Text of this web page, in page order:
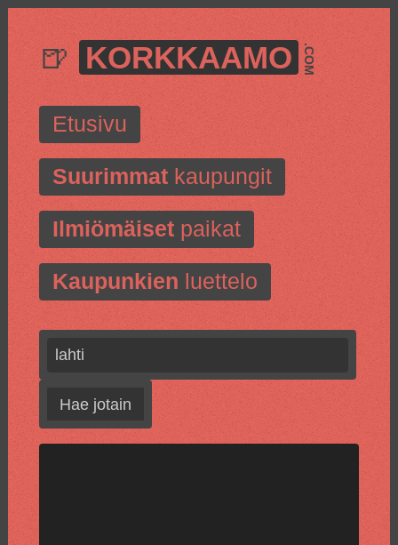
🍺 KORKKAAMO .COM
Etusivu
Suurimmatkaupungit
Ilmiömäisetpaikat
Kaupunkien luettelo
Hae jotain